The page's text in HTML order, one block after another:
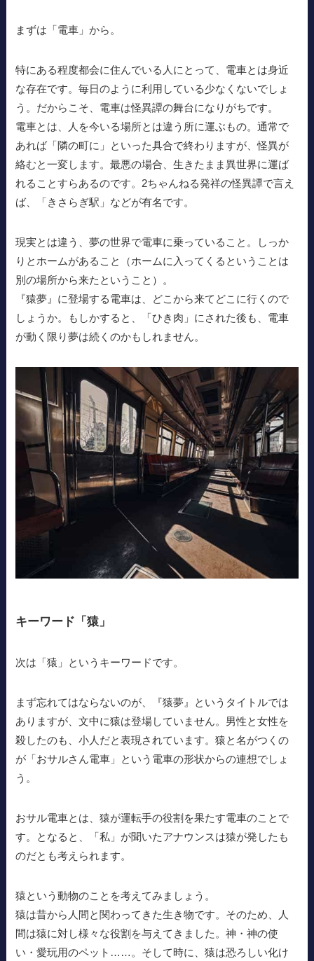
まずは「電車」から。
特にある程度都会に住んでいる人にとって、電車とは身近
な存在です。毎日のように利用している少なくないでしょ
う。だからこそ、電車は怪異譚の舞台になりがちです。
電車とは、人を今いる場所とは違う所に運ぶもの。通常で
あれば「隣の町に」といった具合で終わりますが、怪異が
絡むと一変します。最悪の場合、生きたまま異世界に運ば
れることすらあるのです。2ちゃんねる発祥の怪異譚で言え
ば、「きさらぎ駅」などが有名です。
現実とは違う、夢の世界で電車に乗っていること。しっか
りとホームがあること（ホームに入ってくるということは
別の場所から来たということ）。
『猿夢』に登場する電車は、どこから来てどこに行くので
しょうか。もしかすると、「ひき肉」にされた後も、電車
が動く限り夢は続くのかもしれません。
キーワード「猿」
次は「猿」というキーワードです。
まず忘れてはならないのが、『猿夢』というタイトルでは
ありますが、文中に猿は登場していません。男性と女性を
殺したのも、小人だと表現されています。猿と名がつくの
が「おサルさん電車」という電車の形状からの連想でしょ
う。
おサル電車とは、猿が運転手の役割を果たす電車のことで
す。となると、「私」が聞いたアナウンスは猿が発したも
のだとも考えられます。
猿という動物のことを考えてみましょう。
猿は昔から人間と関わってきた生き物です。そのため、人
間は猿に対し様々な役割を与えてきました。神・神の使
い・愛玩用のペット……。そして時に、猿は恐ろしい化け